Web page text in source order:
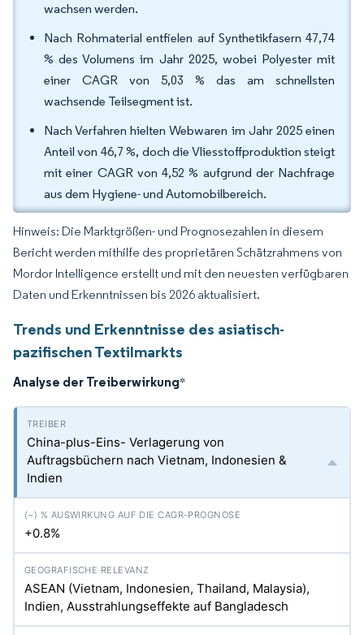
wachsen werden.
Nach Rohmaterial entfielen auf Synthetikfasern 47,74
% des Volumens im Jahr 2025, wobei Polyester mit
einer CAGR von 5,03 % das am schnellsten
wachsende Teilsegment ist.
Nach Verfahren hielten Webwaren im Jahr 2025 einen
Anteil von 46,7 %, doch die Vliesstoffproduktion steigt
mit einer CAGR von 4,52 % aufgrund der Nachfrage
aus dem Hygiene- und Automobilbereich.
Hinweis: Die Marktgrößen- und Prognosezahlen in diesem
Bericht werden mithilfe des proprietären Schätzrahmens von
Mordor Intelligence erstellt und mit den neuesten verfügbaren
Daten und Erkenntnissen bis 2026 aktualisiert.
Trends und Erkenntnisse des asiatisch-
pazifischen Textilmarkts
Analyse der Treiberwirkung*
China-plus-Eins- Verlagerung von
Auftragsbüchern nach Vietnam, Indonesien &
Indien
+0.8%
ASEAN (Vietnam, Indonesien, Thailand, Malaysia),
Indien, Ausstrahlungseffekte auf Bangladesch